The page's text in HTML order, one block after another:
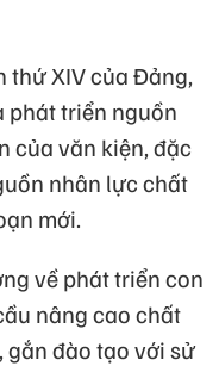
thứ XIV của Đảng,
phát triển nguồn
của văn kiện, đặc
nhân lực chất
mới.
về phát triển con
nâng cao chất
gắn đào tạo với sử